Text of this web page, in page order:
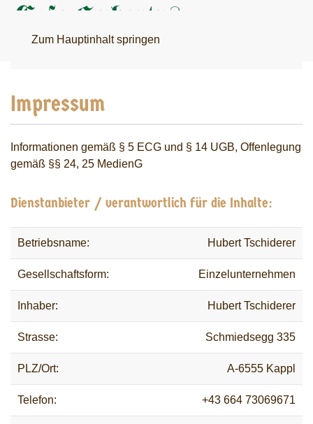
Zum Hauptinhalt springen
Impressum
Informationen gemäß § 5 ECG und § 14 UGB, Offenlegung
gemäß §§ 24, 25 MedienG
Dienstanbieter / verantwortlich für die Inhalte:
Betriebsname: Hubert Tschiderer
Gesellschaftsform: Einzelunternehmen
Inhaber: Hubert Tschiderer
Strasse: Schmiedsegg 335
PLZ/Ort: A-6555 Kappl
Telefon: +43 664 73069671